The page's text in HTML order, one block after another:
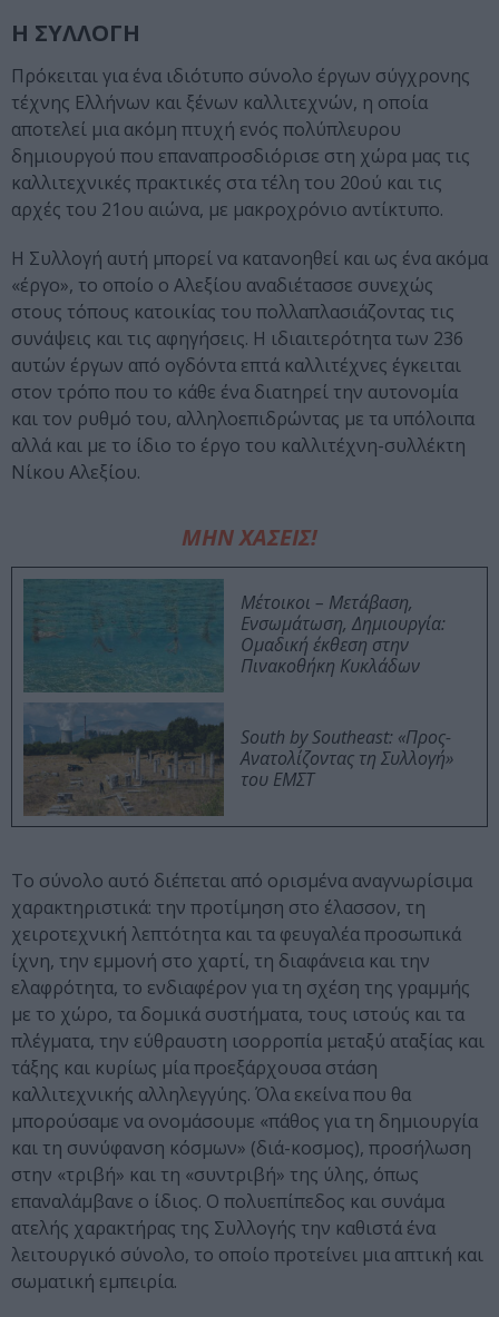
Η ΣΥΛΛΟΓΗ
Πρόκειται για ένα ιδιότυπο σύνολο έργων σύγχρονης
τέχνης Ελλήνων και ξένων καλλιτεχνών, η οποία
αποτελεί μια ακόμη πτυχή ενός πολύπλευρου
δημιουργού που επαναπροσδιόρισε στη χώρα μας τις
καλλιτεχνικές πρακτικές στα τέλη του 20ού και τις
αρχές του 21ου αιώνα, με μακροχρόνιο αντίκτυπο.
Η Συλλογή αυτή μπορεί να κατανοηθεί και ως ένα ακόμα
«έργο», το οποίο ο Αλεξίου αναδιέτασσε συνεχώς
στους τόπους κατοικίας του πολλαπλασιάζοντας τις
συνάψεις και τις αφηγήσεις. Η ιδιαιτερότητα των 236
αυτών έργων από ογδόντα επτά καλλιτέχνες έγκειται
στον τρόπο που το κάθε ένα διατηρεί την αυτονομία
και τον ρυθμό του, αλληλοεπιδρώντας με τα υπόλοιπα
αλλά και με το ίδιο το έργο του καλλιτέχνη-συλλέκτη
Νίκου Αλεξίου.
ΜΗΝ ΧΑΣΕΙΣ!
Μέτοικοι – Μετάβαση,
Ενσωμάτωση, Δημιουργία:
Ομαδική έκθεση στην
Πινακοθήκη Κυκλάδων
South by Southeast: «Προς-
Ανατολίζοντας τη Συλλογή»
του ΕΜΣΤ
Το σύνολο αυτό διέπεται από ορισμένα αναγνωρίσιμα
χαρακτηριστικά: την προτίμηση στο έλασσον, τη
χειροτεχνική λεπτότητα και τα φευγαλέα προσωπικά
ίχνη, την εμμονή στο χαρτί, τη διαφάνεια και την
ελαφρότητα, το ενδιαφέρον για τη σχέση της γραμμής
με το χώρο, τα δομικά συστήματα, τους ιστούς και τα
πλέγματα, την εύθραυστη ισορροπία μεταξύ αταξίας και
τάξης και κυρίως μία προεξάρχουσα στάση
καλλιτεχνικής αλληλεγγύης. Όλα εκείνα που θα
μπορούσαμε να ονομάσουμε «πάθος για τη δημιουργία
και τη συνύφανση κόσμων» (διά-κοσμος), προσήλωση
στην «τριβή» και τη «συντριβή» της ύλης, όπως
επαναλάμβανε ο ίδιος. Ο πολυεπίπεδος και συνάμα
ατελής χαρακτήρας της Συλλογής την καθιστά ένα
λειτουργικό σύνολο, το οποίο προτείνει μια απτική και
σωματική εμπειρία.